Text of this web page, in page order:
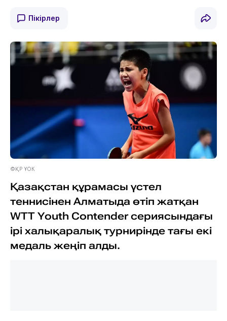
Пікірлер
©ҚР ҰОК
Қазақстан құрамасы үстел
теннисінен Алматыда өтіп жатқан
WTT Youth Contender сериясындағы
ірі халықаралық турнирінде тағы екі
медаль жеңіп алды.